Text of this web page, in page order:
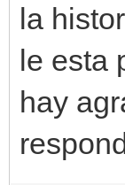
la
le esta
hay